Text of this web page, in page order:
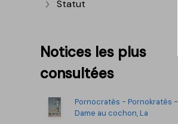
Afficher plus
Statut
Notices les plus
consultées
Pornocratès - Pornokratès -
Dame au cochon, La